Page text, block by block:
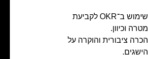
שימוש ב־OKR לקביעת
מטרה וכיוון.
הכרה ציבורית והוקרה על
הישגים.